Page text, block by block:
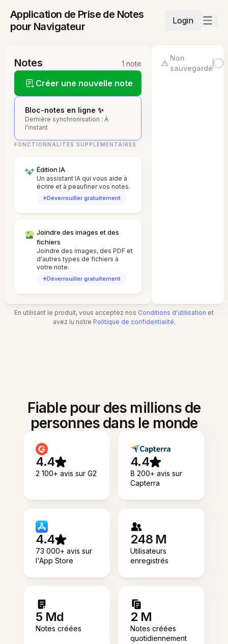
Application de Prise de Notes
pour Navigateur
Login
Notes 1 note
Créer une nouvelle note
Bloc-notes en ligne ✨
Dernière synchronisation : À
l’instant
FONCTIONNALITÉS SUPPLÉMENTAIRES
Édition IA
Un assistant IA qui vous aide à
écrire et à peaufiner vos notes.
Déverrouiller gratuitement
Joindre des images et des
fichiers
Joindre des images, des PDF et
d'autres types de fichiers à
votre note.
Déverrouiller gratuitement
Non
sauvegardé
En utilisant le produit, vous acceptez nos Conditions d'utilisation et
avez lu notre Politique de confidentialité.
Fiable pour des millions de
personnes dans le monde
4.4
2 100+ avis sur G2
4.4
8 200+ avis sur
Capterra
4.4
73 000+ avis sur
l'App Store
248 M
Utilisateurs
enregistrés
5 Md
Notes créées
2 M
Notes créées
quotidiennement